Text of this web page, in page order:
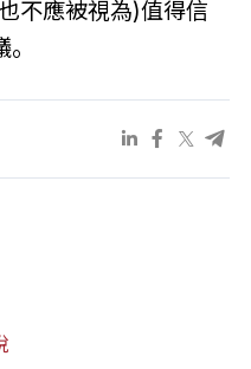
不應被視為)值得信